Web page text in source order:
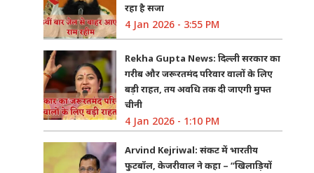
रहा है सजा
4 Jan 2026 - 3:55 PM
Rekha Gupta News: दिल्ली सरकार का
गरीब और जरूरतमंद परिवार वालों के लिए
बड़ी राहत, तय अवधि तक दी जाएगी मुफ्त
चीनी
4 Jan 2026 - 1:10 PM
Arvind Kejriwal: संकट में भारतीय
फुटबॉल, केजरीवाल ने कहा – “खिलाड़ियों